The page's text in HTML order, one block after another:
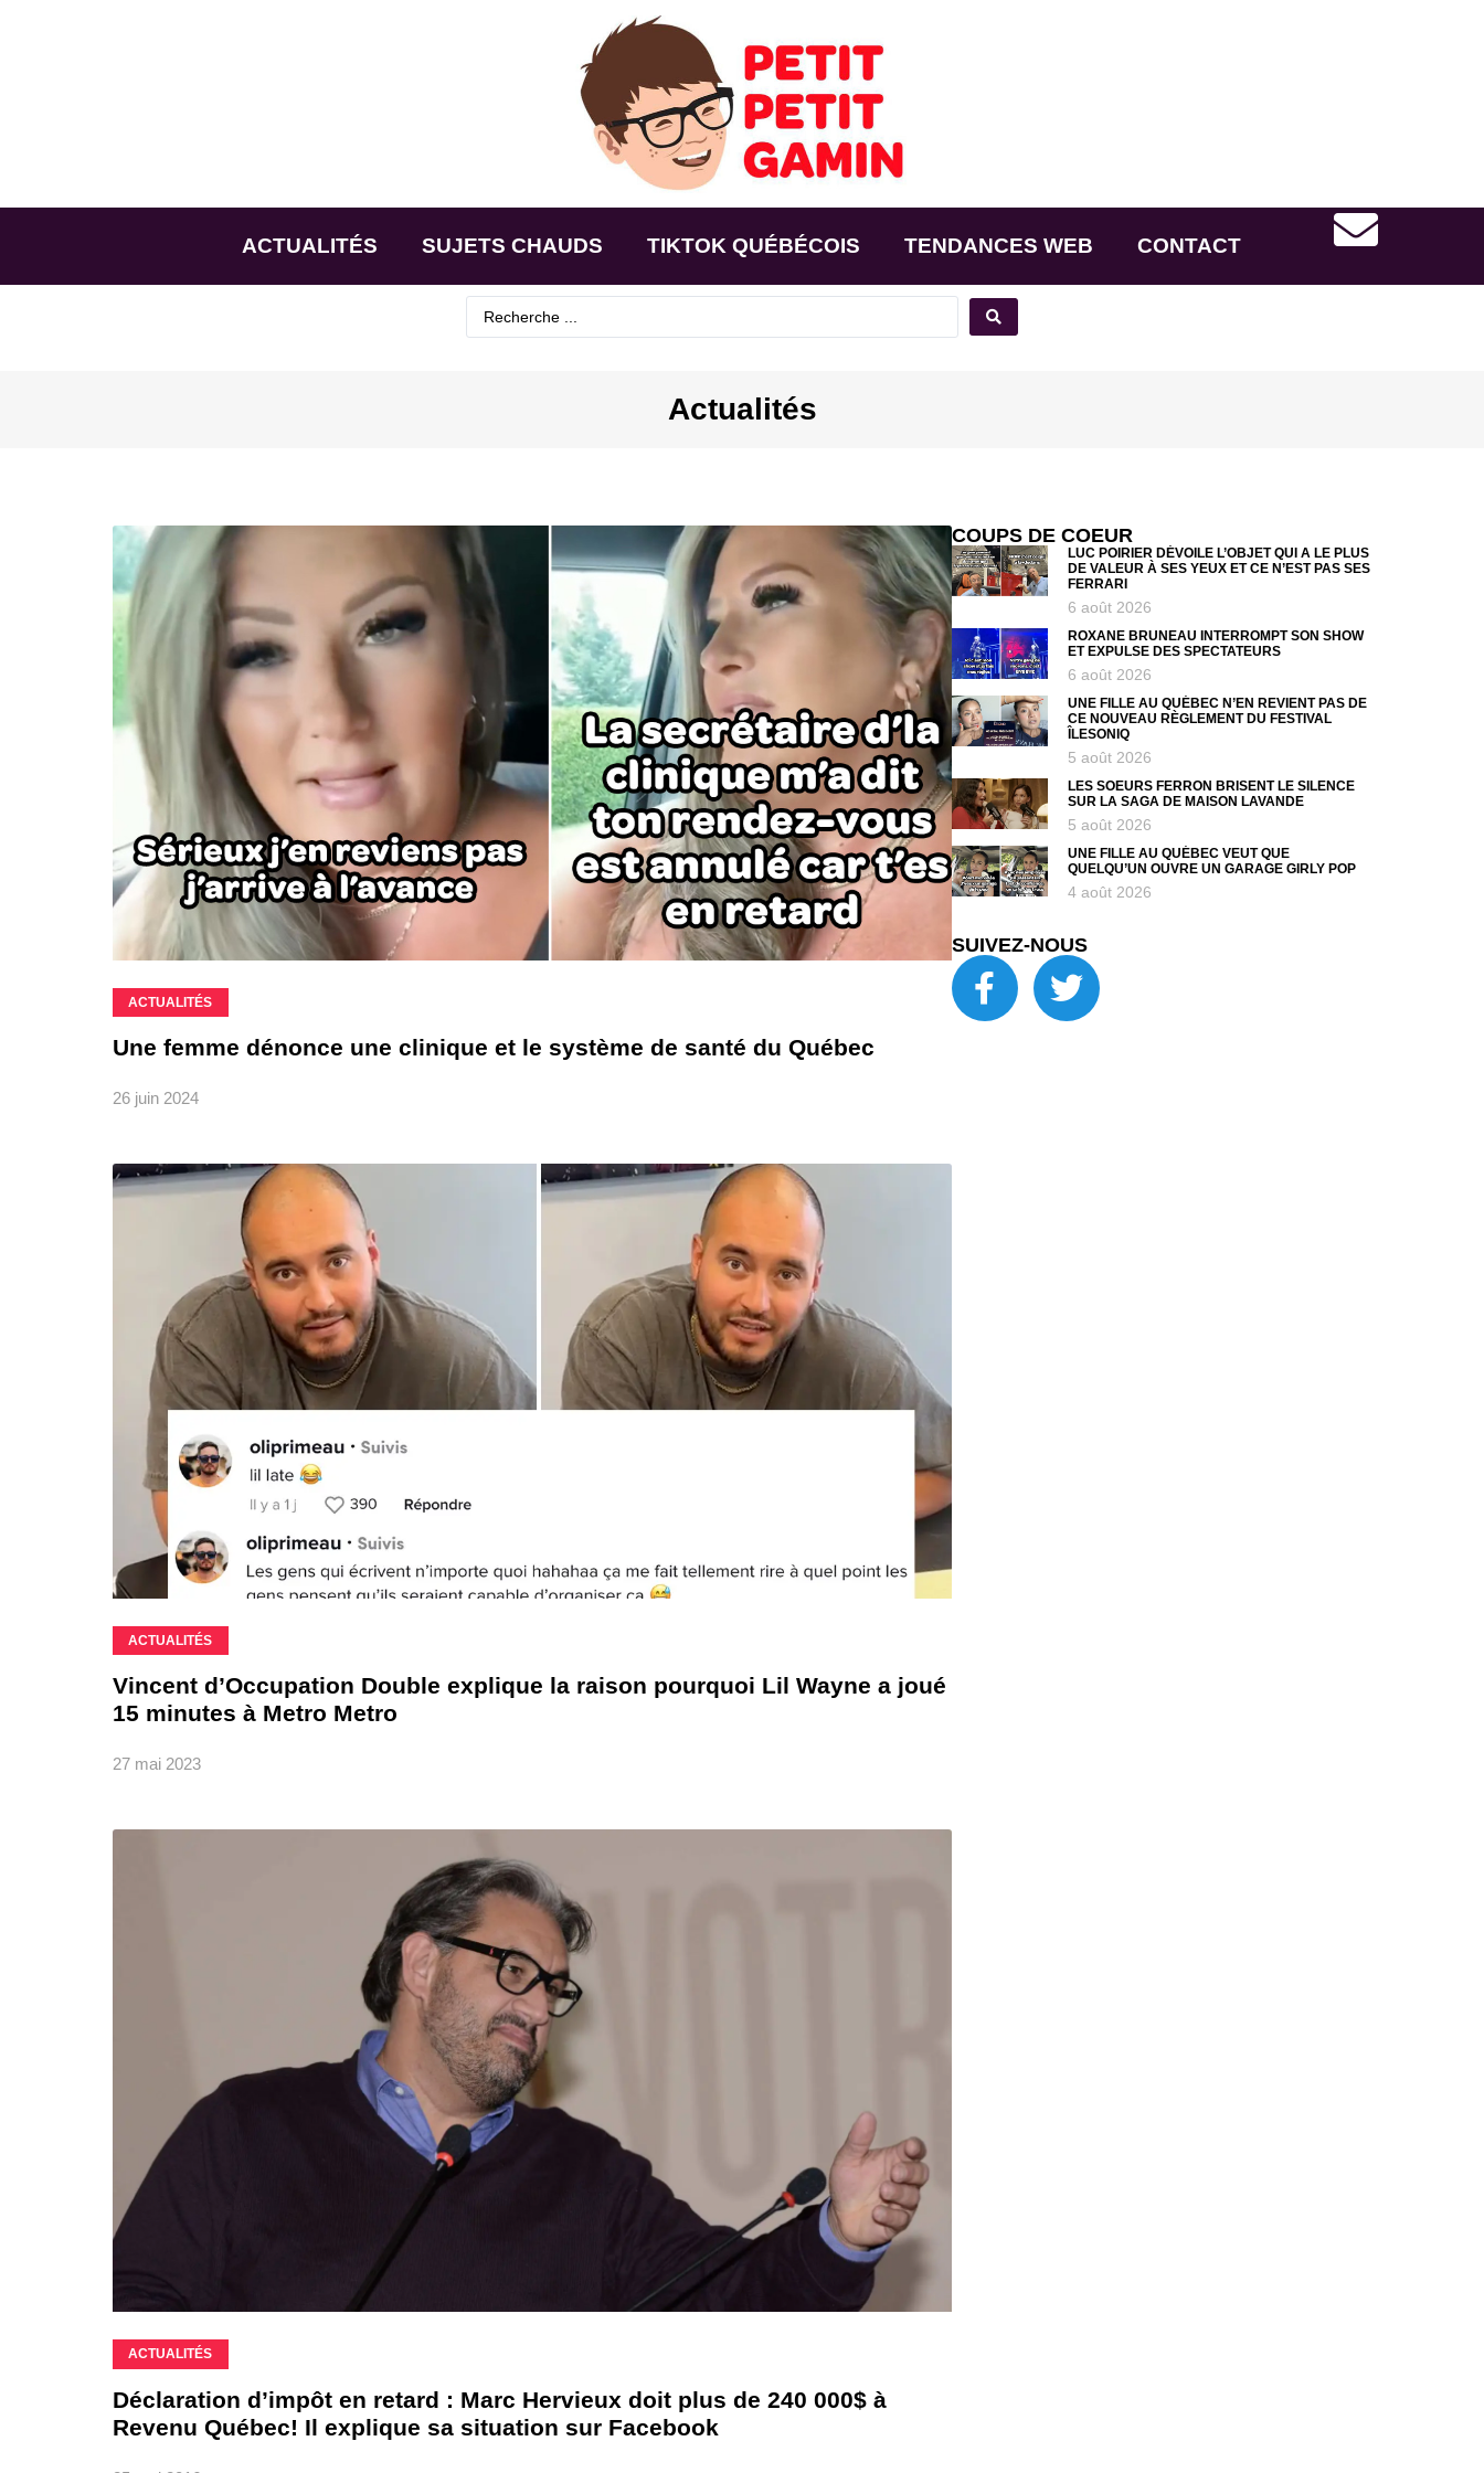
ACTUALITÉS SUJETS CHAUDS TIKTOK QUÉBÉCOIS TENDANCES WEB CONTACT
Actualités
ACTUALITÉS
Une femme dénonce une clinique et le système de santé du Québec
26 juin 2024
ACTUALITÉS
Vincent d’Occupation Double explique la raison pourquoi Lil Wayne a joué
15 minutes à Metro Metro
27 mai 2023
ACTUALITÉS
Déclaration d’impôt en retard : Marc Hervieux doit plus de 240 000$ à
Revenu Québec! Il explique sa situation sur Facebook
COUPS DE COEUR
LUC POIRIER DÉVOILE L’OBJET QUI A LE PLUS
DE VALEUR À SES YEUX ET CE N’EST PAS SES
FERRARI
6 août 2026
ROXANE BRUNEAU INTERROMPT SON SHOW
ET EXPULSE DES SPECTATEURS
6 août 2026
UNE FILLE AU QUÉBEC N’EN REVIENT PAS DE
CE NOUVEAU RÈGLEMENT DU FESTIVAL
ÎLESONIQ
5 août 2026
LES SOEURS FERRON BRISENT LE SILENCE
SUR LA SAGA DE MAISON LAVANDE
5 août 2026
UNE FILLE AU QUÉBEC VEUT QUE
QUELQU’UN OUVRE UN GARAGE GIRLY POP
4 août 2026
SUIVEZ-NOUS